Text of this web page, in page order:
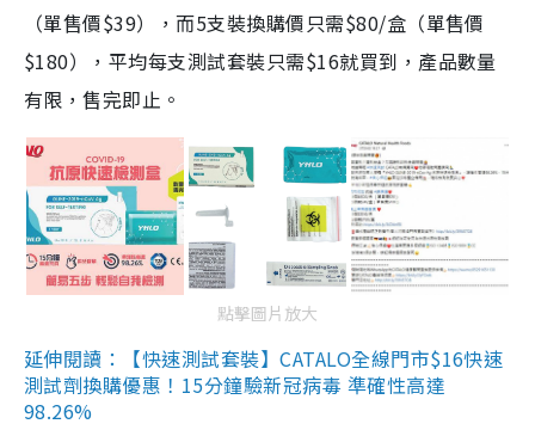
（單售價$39），而5支裝換購價只需$80/盒（單售價
$180），平均每支測試套裝只需$16就買到，產品數量
有限，售完即止。
點擊圖片放大
延伸閱讀：【快速測試套裝】CATALO全線門市$16快速
測試劑換購優惠！15分鐘驗新冠病毒 準確性高達
98.26%